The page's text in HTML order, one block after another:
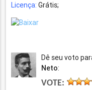
Licença: Grátis;
Dê seu voto
Neto:
VOTE: